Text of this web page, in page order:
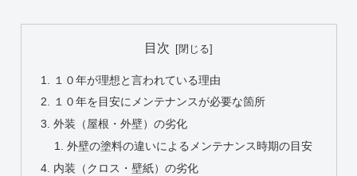
目次
１０年が理想と言われている理由
１０年を目安にメンテナンスが必要な箇所
外装（屋根・外壁）の劣化
外壁の塗料の違いによるメンテナンス時期の目安
内装（クロス・壁紙）の劣化